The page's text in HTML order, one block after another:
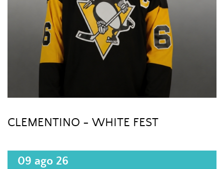
CLEMENTINO - WHITE FEST
09 ago 26